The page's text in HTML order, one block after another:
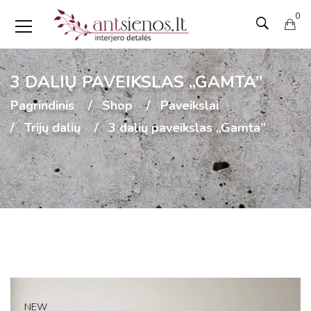
0
3 DALIŲ PAVEIKSLAS „GAMTA”
Pagrindinis Shop
Paveikslai
Trijų dalių
3 dalių paveikslas „Gamta”
NEW